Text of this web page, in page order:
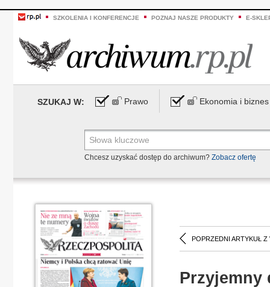
SZKOLENIA I KONFERENCJE POZNAJ NASZE PRODUKTY E-
SZUKAJ W: Prawo Ekonomia i biznes
Chcesz uzyskać dostęp do archiwum? Zobacz ofertę
POPRZEDNI ARTYKUŁ Z
Przyjemny